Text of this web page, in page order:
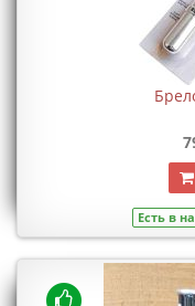
Есть в